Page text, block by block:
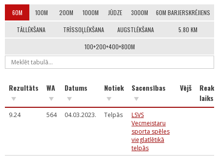
60M 100M 200M 1000M JŪDZE 3000M 60M BARJERSKRĒJIENS
TĀLLĒKŠANA TRĪSSOĻLĒKŠANA AUGSTLĒKŠANA 5.80 KM
100+200+400+800M
Rezultāts WA Datums Notiek Sacensības Vējš
laiks
9.24 564 04.03.2023. Telpās
LSVS
Vecmeistaru
sporta spēles
vieglatlētikā
telpās